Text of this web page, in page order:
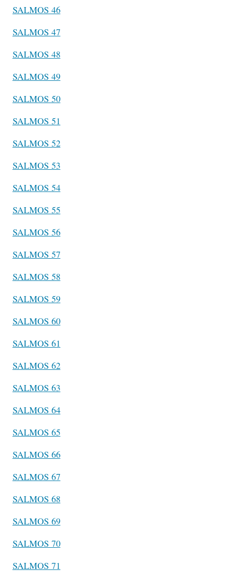
SALMOS 46
SALMOS 47
SALMOS 48
SALMOS 49
SALMOS 50
SALMOS 51
SALMOS 52
SALMOS 53
SALMOS 54
SALMOS 55
SALMOS 56
SALMOS 57
SALMOS 58
SALMOS 59
SALMOS 60
SALMOS 61
SALMOS 62
SALMOS 63
SALMOS 64
SALMOS 65
SALMOS 66
SALMOS 67
SALMOS 68
SALMOS 69
SALMOS 70
SALMOS 71